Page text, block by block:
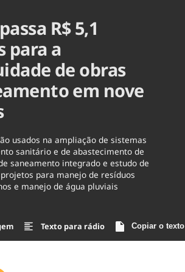
R$ 5,1
para a
de obras
em nove
usados na ampliação de sistemas
sanitário e de abastecimento de
saneamento integrado e estudo de
para manejo de resíduos
e manejo de água pluviais
Texto para rádio Copiar o texto